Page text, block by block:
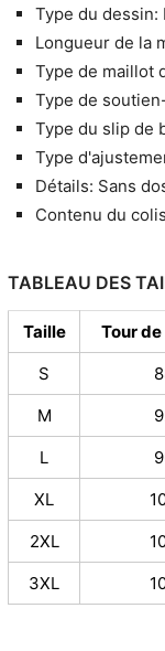
Type du dessin:
Longueur de la
Type de maillot
Type de
Type du slip de
Type
Détails: Sans
Contenu du
TABLEAU DES
Taille Tour
S
M
L
XL
2XL
3XL